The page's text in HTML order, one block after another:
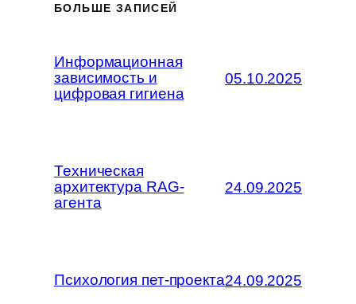
БОЛЬШЕ ЗАПИСЕЙ
Информационная
зависимость и
цифровая гигиена
05.10.2025
Техническая
архитектура RAG-
агента
24.09.2025
Психология пет-проекта24.09.2025